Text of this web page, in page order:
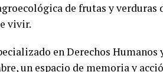
de frutas y verduras
vivir.
en Derechos
un espacio de memoria y